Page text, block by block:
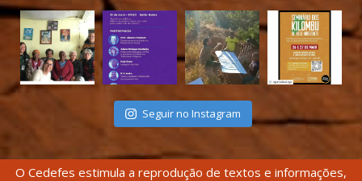
Seguir no Instagram
O Cedefes estimula a reprodução de textos e informações,